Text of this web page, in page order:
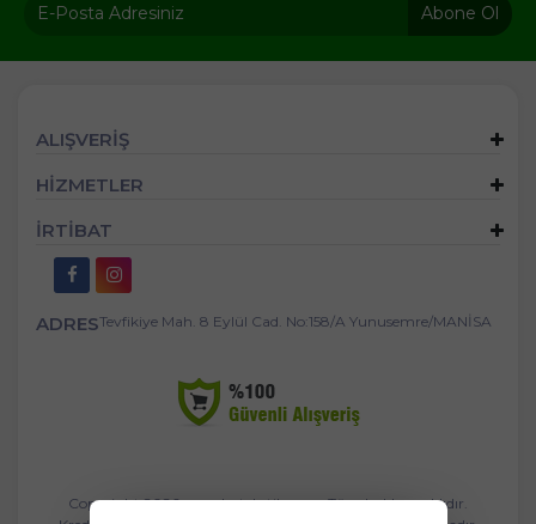
Abone Ol
ALIŞVERİŞ
HİZMETLER
İRTİBAT
ADRESTevfikiye Mah. 8 Eylül Cad. No:158/A Yunusemre/MANİSA
Copyright 2026 mandastekstil.com - Tüm hakları saklıdır.